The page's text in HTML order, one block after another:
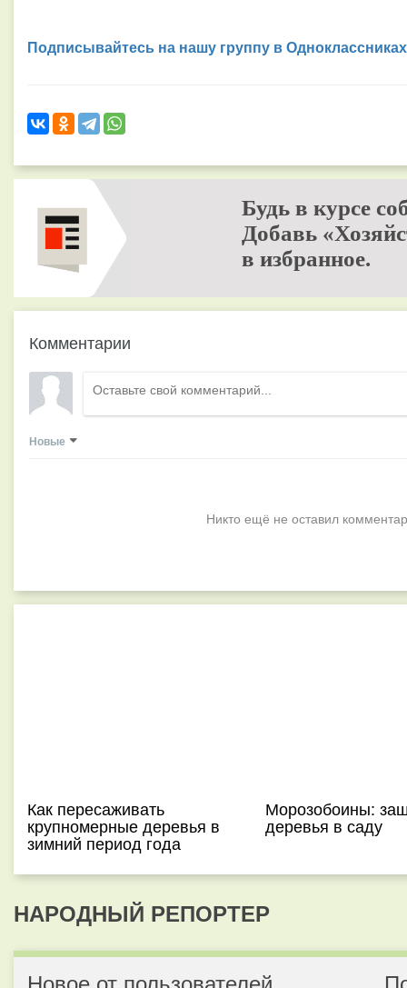
Подписывайтесь на нашу группу в Одноклассниках
Будь в курсе
Добавь
в избранное.
Комментарии
Новые
Никто ещё не оставил
Как пересаживать
крупномерные деревья в
зимний период года
Морозобоины:
деревья в саду
НАРОДНЫЙ РЕПОРТЕР